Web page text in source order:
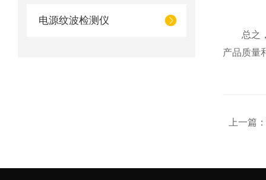
电源纹波检测仪
总之，
产品质量
上一篇：